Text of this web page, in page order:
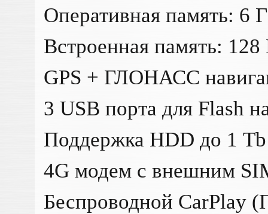
Оперативная память: 6
Встроенная память: 128
GPS + ГЛОНАСС
3 USB порта для Flash
Поддержка HDD до 1
4G модем с внешним
Беспроводной CarPlay